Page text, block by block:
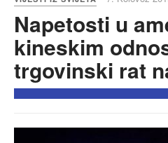
Napetosti u
kineskim
trgovinski rat